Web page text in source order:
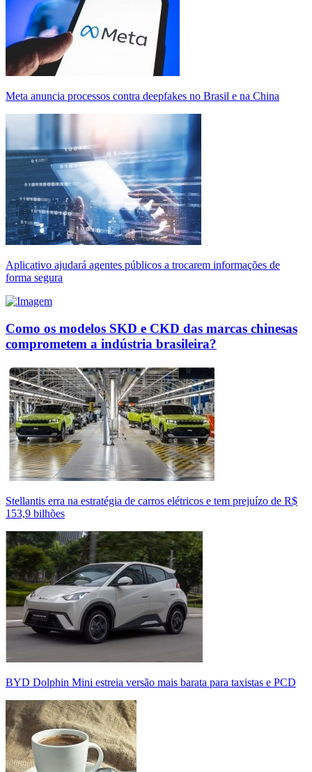
Meta anuncia processos contra deepfakes no Brasil e na China
Aplicativo ajudará agentes públicos a trocarem informações de
forma segura
Como os modelos SKD e CKD das marcas chinesas
comprometem a indústria brasileira?
Stellantis erra na estratégia de carros elétricos e tem prejuízo de R$
153,9 bilhões
BYD Dolphin Mini estreia versão mais barata para taxistas e PCD